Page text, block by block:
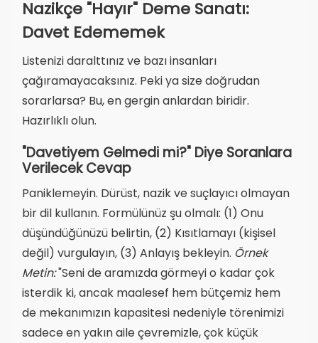
Nazikçe "Hayır" Deme Sanatı:
Davet Edememek
Listenizi daralttınız ve bazı insanları
çağıramayacaksınız. Peki ya size doğrudan
sorarlarsa? Bu, en gergin anlardan biridir.
Hazırlıklı olun.
"Davetiyem Gelmedi mi?" Diye Soranlara
Verilecek Cevap
Paniklemeyin. Dürüst, nazik ve suçlayıcı olmayan
bir dil kullanın. Formülünüz şu olmalı: (1) Onu
düşündüğünüzü belirtin, (2) Kısıtlamayı (kişisel
değil) vurgulayın, (3) Anlayış bekleyin. Örnek
Metin:"Seni de aramızda görmeyi o kadar çok
isterdik ki, ancak maalesef hem bütçemiz hem
de mekanımızın kapasitesi nedeniyle törenimizi
sadece en yakın aile çevremizle, çok küçük